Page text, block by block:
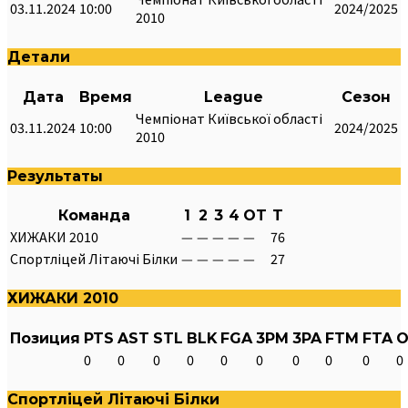
03.11.2024 10:00
2010
2024/2025
Детали
Дата Время League Сезон
03.11.2024 10:00
Чемпіонат Київської області
2010
2024/2025
Результаты
Команда 1 2 3 4 OT T
ХИЖАКИ 2010 — — — — —
76
Спортліцей Літаючі Білки — — — — — 27
ХИЖАКИ 2010
Позиция PTS AST STL BLK FGA 3PM 3PA FTM FTA
0 0 0 0 0 0 0 0 0 0
Спортліцей Літаючі Білки